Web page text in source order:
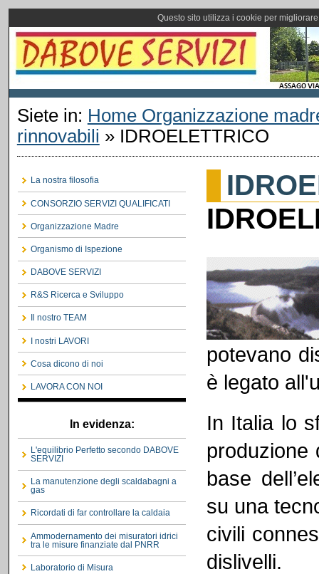
Questo sito utilizza i cookie per
Siete in: Home Organizzazione
rinnovabili » IDROELETTRICO
La nostra filosofia
CONSORZIO SERVIZI QUALIFICATI
Organizzazione Madre
Organismo di Ispezione
DABOVE SERVIZI
R&S Ricerca e Sviluppo
Il nostro TEAM
I nostri LAVORI
Cosa dicono di noi
LAVORA CON NOI
In evidenza:
L'equilibrio Perfetto secondo DABOVE
SERVIZI
La manutenzione degli scaldabagni a
gas
Ricordati di far controllare la caldaia
Ammodernamento dei misuratori idrici
tra le misure finanziate dal PNRR
Laboratorio di Misura
potevano
è legato
In Italia lo
produzione
base
su una
civili
dislivelli.